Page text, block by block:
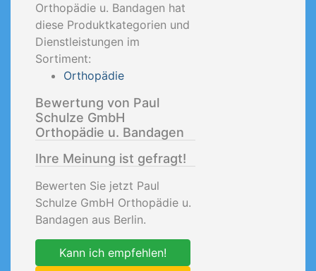
Orthopädie u. Bandagen hat
diese Produktkategorien und
Dienstleistungen im
Sortiment:
Orthopädie
Bewertung von Paul
Schulze GmbH
Orthopädie u. Bandagen
Ihre Meinung ist gefragt!
Bewerten Sie jetzt Paul
Schulze GmbH Orthopädie u.
Bandagen aus Berlin.
Kann ich empfehlen!